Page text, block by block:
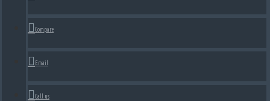
Compare
Email
Call us